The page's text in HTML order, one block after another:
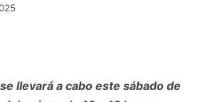
llevará a cabo este sábado de